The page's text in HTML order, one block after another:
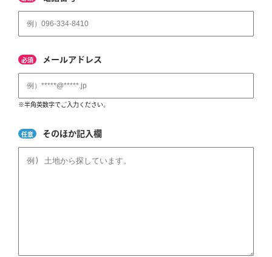
必須 メールアドレス
※半角英数字でご入力ください。
任意 そのほか記入欄